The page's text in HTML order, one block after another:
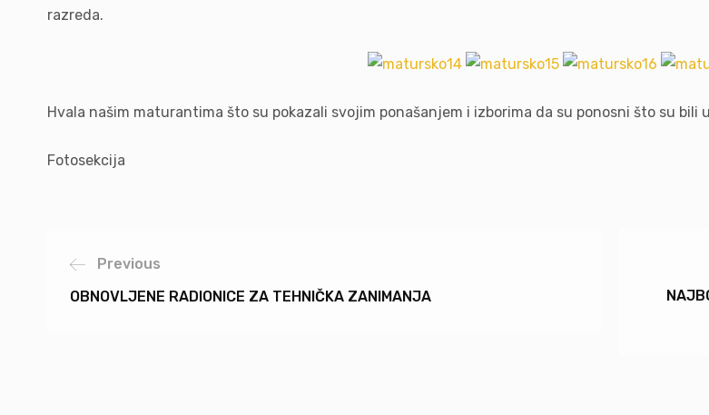
razreda.
Hvala našim maturantima što su pokazali svojim ponašanjem i izborima da su ponosni što su bili
Fotosekcija
Previous
OBNOVLJENE RADIONICE ZA TEHNIČKA ZANIMANJA